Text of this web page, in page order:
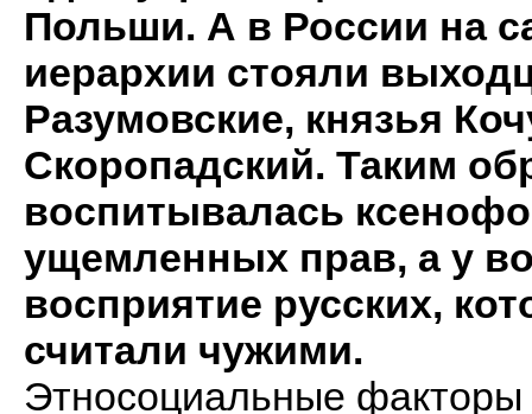
Польши. А в России на
иерархии стояли
Разумовские, князья
Скоропадский. Таким
воспитывалась
ущемленных прав, а у
восприятие русских,
считали чужими.
Этносоциальные